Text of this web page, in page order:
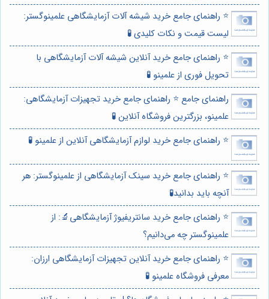
⭐️ راهنمای جامع خرید شیشه آلات آزمایشگاهی علمینوگستر:
لیست قیمت و نکات کلیدی 🧪
⭐️ راهنمای جامع خرید آنلاین شیشه آلات آزمایشگاهی با
تحویل فوری از علمینو 🧪
راهنمای جامع ⭐️ راهنمای جامع خرید تجهیزات آزمایشگاهی:
علمینو، بزرگترین فروشگاه آنلاین 🧪
⭐️ راهنمای جامع خرید لوازم آزمایشگاهی آنلاین از علمینو 🧪
⭐️ راهنمای جامع خرید سینک آزمایشگاهی از علمینوگستر: هر
آنچه باید بدانید🧪
⭐️ راهنمای جامع خرید سانتریفیوژ آزمایشگاهی🔬: از
علمینوگستر چه می‌دانیم؟
⭐️ راهنمای جامع خرید آنلاین تجهیزات آزمایشگاهی ارزان:
معرفی فروشگاه علمینو 🧪